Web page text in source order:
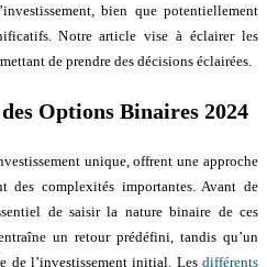
bien que potentiellement
Notre article vise à éclairer les
de prendre des décisions éclairées.
Options Binaires 2024
unique, offrent une approche
des complexités importantes. Avant de
de saisir la nature binaire de ces
un retour prédéfini, tandis qu’un
de l’investissement initial. Les différents